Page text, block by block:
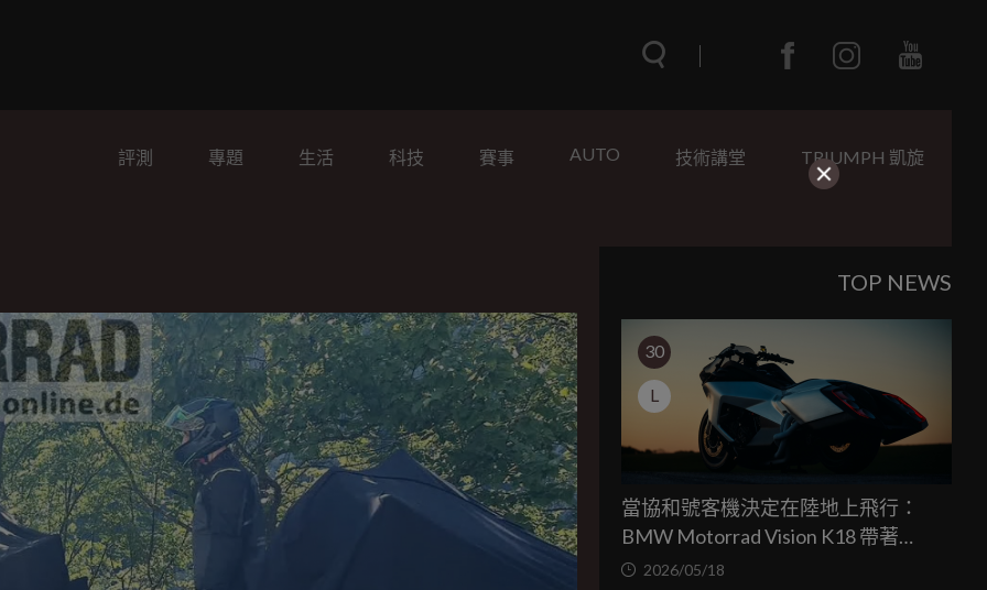
評測 專題 生活 科技 賽事 AUTO 技術講堂 TRIUMPH 凱旋
TOP NEWS
30
L
當協和號客機決定在陸地上飛行：
BMW Motorrad Vision K18 帶著
1800c.c. 直六心臟優雅落地
2026/05/18